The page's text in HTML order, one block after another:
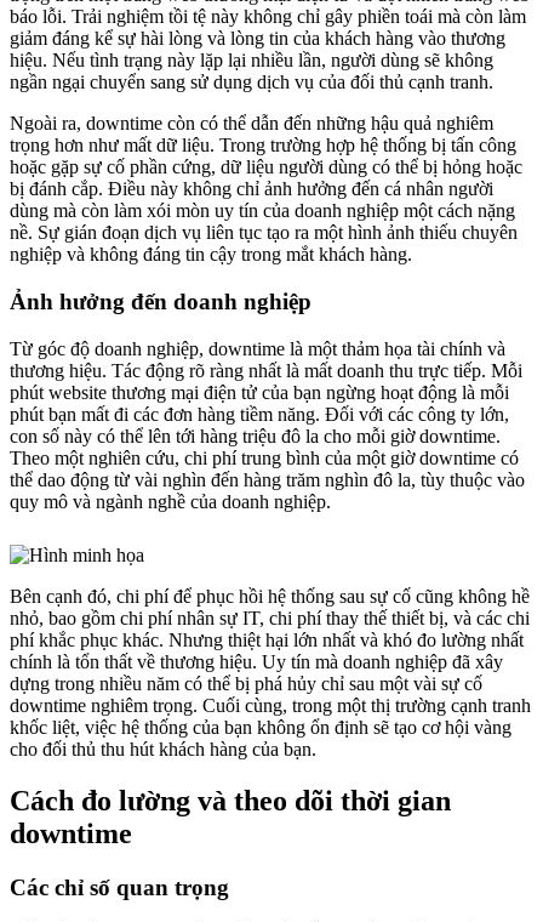
báo lỗi. Trải nghiệm tồi tệ này không chỉ gây phiền toái mà còn làm
giảm đáng kể sự hài lòng và lòng tin của khách hàng vào thương
hiệu. Nếu tình trạng này lặp lại nhiều lần, người dùng sẽ không
ngần ngại chuyển sang sử dụng dịch vụ của đối thủ cạnh tranh.
Ngoài ra, downtime còn có thể dẫn đến những hậu quả nghiêm
trọng hơn như mất dữ liệu. Trong trường hợp hệ thống bị tấn công
hoặc gặp sự cố phần cứng, dữ liệu người dùng có thể bị hỏng hoặc
bị đánh cắp. Điều này không chỉ ảnh hưởng đến cá nhân người
dùng mà còn làm xói mòn uy tín của doanh nghiệp một cách nặng
nề. Sự gián đoạn dịch vụ liên tục tạo ra một hình ảnh thiếu chuyên
nghiệp và không đáng tin cậy trong mắt khách hàng.
Ảnh hưởng đến doanh nghiệp
Từ góc độ doanh nghiệp, downtime là một thảm họa tài chính và
thương hiệu. Tác động rõ ràng nhất là mất doanh thu trực tiếp. Mỗi
phút website thương mại điện tử của bạn ngừng hoạt động là mỗi
phút bạn mất đi các đơn hàng tiềm năng. Đối với các công ty lớn,
con số này có thể lên tới hàng triệu đô la cho mỗi giờ downtime.
Theo một nghiên cứu, chi phí trung bình của một giờ downtime có
thể dao động từ vài nghìn đến hàng trăm nghìn đô la, tùy thuộc vào
quy mô và ngành nghề của doanh nghiệp.
Bên cạnh đó, chi phí để phục hồi hệ thống sau sự cố cũng không hề
nhỏ, bao gồm chi phí nhân sự IT, chi phí thay thế thiết bị, và các chi
phí khắc phục khác. Nhưng thiệt hại lớn nhất và khó đo lường nhất
chính là tổn thất về thương hiệu. Uy tín mà doanh nghiệp đã xây
dựng trong nhiều năm có thể bị phá hủy chỉ sau một vài sự cố
downtime nghiêm trọng. Cuối cùng, trong một thị trường cạnh tranh
khốc liệt, việc hệ thống của bạn không ổn định sẽ tạo cơ hội vàng
cho đối thủ thu hút khách hàng của bạn.
Cách đo lường và theo dõi thời gian
downtime
Các chỉ số quan trọng